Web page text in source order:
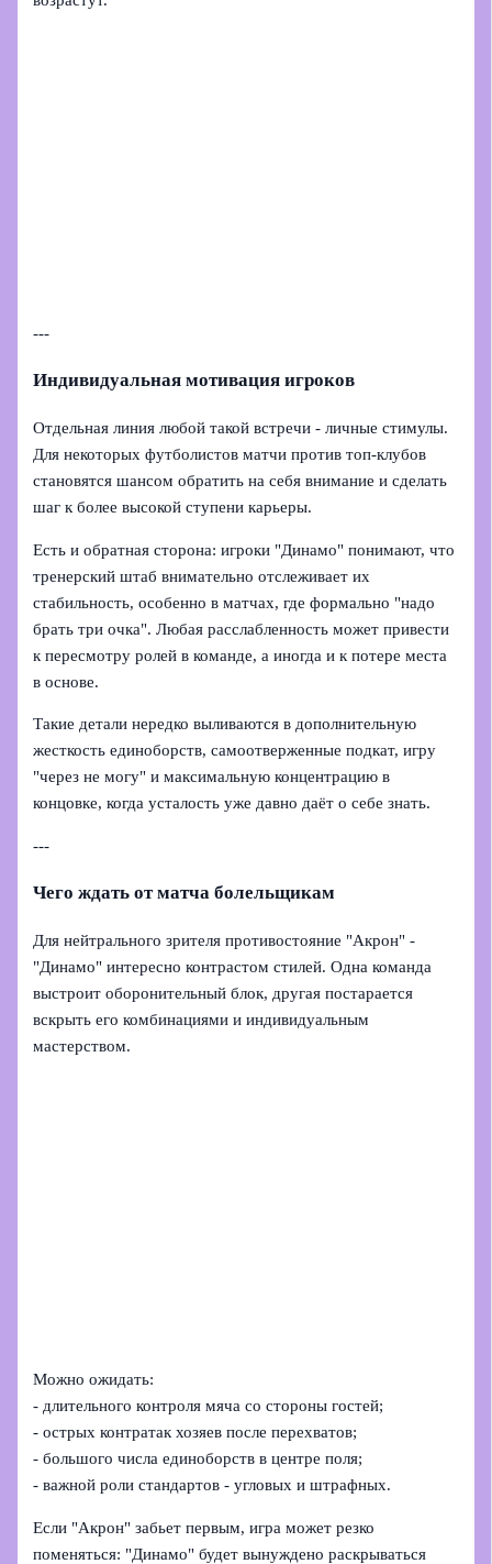
---
Индивидуальная мотивация игроков
Отдельная линия любой такой встречи - личные стимулы.
Для некоторых футболистов матчи против топ-клубов
становятся шансом обратить на себя внимание и сделать
шаг к более высокой ступени карьеры.
Есть и обратная сторона: игроки "Динамо" понимают, что
тренерский штаб внимательно отслеживает их
стабильность, особенно в матчах, где формально "надо
брать три очка". Любая расслабленность может привести
к пересмотру ролей в команде, а иногда и к потере места
в основе.
Такие детали нередко выливаются в дополнительную
жесткость единоборств, самоотверженные подкат, игру
"через не могу" и максимальную концентрацию в
концовке, когда усталость уже давно даёт о себе знать.
---
Чего ждать от матча болельщикам
Для нейтрального зрителя противостояние "Акрон" -
"Динамо" интересно контрастом стилей. Одна команда
выстроит оборонительный блок, другая постарается
вскрыть его комбинациями и индивидуальным
мастерством.
Можно ожидать:
- длительного контроля мяча со стороны гостей;
- острых контратак хозяев после перехватов;
- большого числа единоборств в центре поля;
- важной роли стандартов - угловых и штрафных.
Если "Акрон" забьет первым, игра может резко
поменяться: "Динамо" будет вынуждено раскрываться